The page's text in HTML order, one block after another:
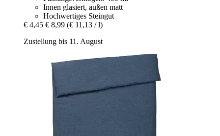
Innen glasiert, außen matt
Hochwertiges Steingut
€ 4,45 € 8,99 (€ 11,13 / l)
Zustellung bis 11. August